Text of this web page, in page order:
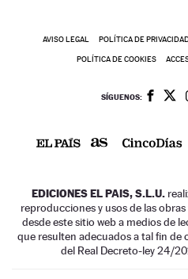
AVISO LEGAL POLÍTICA DE
POLÍTICA DE COOKIES
SÍGUENOS:
EDICIONES EL PAIS, S.L.U.
reproducciones y usos de las
desde este sitio web a medios de
que resulten adecuados a tal fin
del Real Decreto-ley 24/